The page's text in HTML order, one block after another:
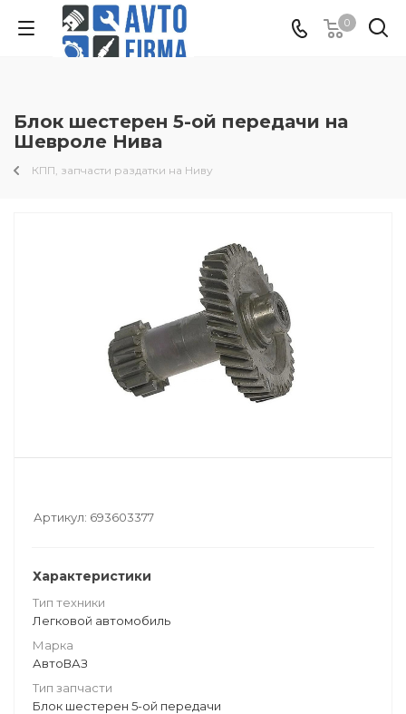
0
Блок шестерен 5-ой передачи на
Шевроле Нива
КПП, запчасти раздатки на Ниву
Артикул: 693603377
Характеристики
Тип техники
Легковой автомобиль
Марка
АвтоВАЗ
Тип запчасти
Блок шестерен 5-ой передачи